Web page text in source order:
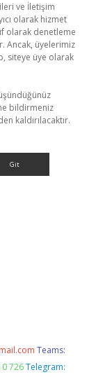
ve İletişim
olarak hizmet
olarak denetleme
Ancak, üyelerimiz
siteye üye olarak
bildirmeniz
kaldırılacaktır.
Teams:
726 Telegram: